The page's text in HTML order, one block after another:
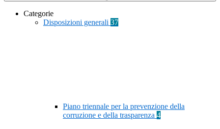
Categorie
Disposizioni generali 37
Piano triennale per la prevenzione della
corruzione e della trasparenza 4